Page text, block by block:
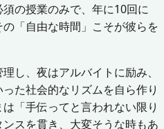
の授業のみで、年に10回に
「自由な時間」こそが彼らを
し、夜はアルバイトに励み、
た社会的なリズムを自ら作り
「手伝ってと言われない限り
スを貫き、大変そうな時もあ